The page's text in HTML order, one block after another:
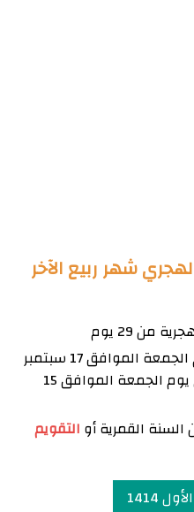
شهر ربيع الآخر
يبدأ شهر ربيع الآخر 1414 يوم الجمعة الموافق 17 سبتمبر
لعام 1993 ميلادي ، وينتهي يوم الجمعة الموافق 15
السنة القمرية أو التقويم
1414